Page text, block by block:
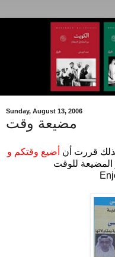
Sunday, August 13, 2006
مضيعة وقت
قررت أن أضيع وقتكم و
للوقت